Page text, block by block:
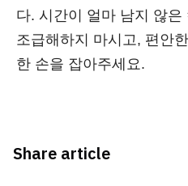
다. 시간이 얼마 남지 않
조급해하지 마시고, 편안
한 손을 잡아주세요.
Share article